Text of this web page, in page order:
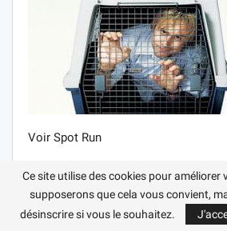
Voir Spot Run
Famille, Criminalité, Comédie, Action
USA, Australie
Ce site utilise des cookies pour améliorer
supposerons que cela vous convient,
désinscrire si vous le souhaitez.